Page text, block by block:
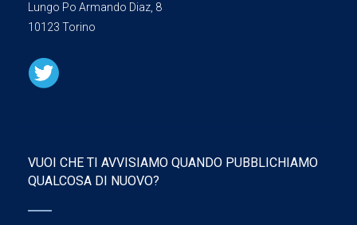
Lungo Po Armando Diaz, 8
10123 Torino
VUOI CHE TI AVVISIAMO QUANDO PUBBLICHIAMO
QUALCOSA DI NUOVO?